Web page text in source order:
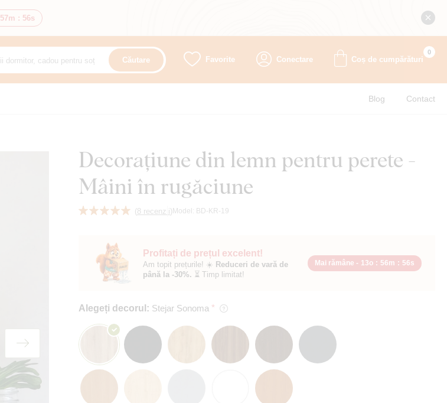
57m : 54s
Căutare Favorite Conectare Coș de cumpărături
0
Blog Contact
Decorațiune din lemn pentru perete -
Mâini în rugăciune
(8 recenzii) Model: BD-KR-19
Profitați de prețul excelent!
Am topit prețurile! ☀️ Reduceri de vară de
până la -30%. ⏳ Timp limitat!
Mai rămâne - 13o : 56m : 54s
Alegeți decorul: Stejar Sonoma